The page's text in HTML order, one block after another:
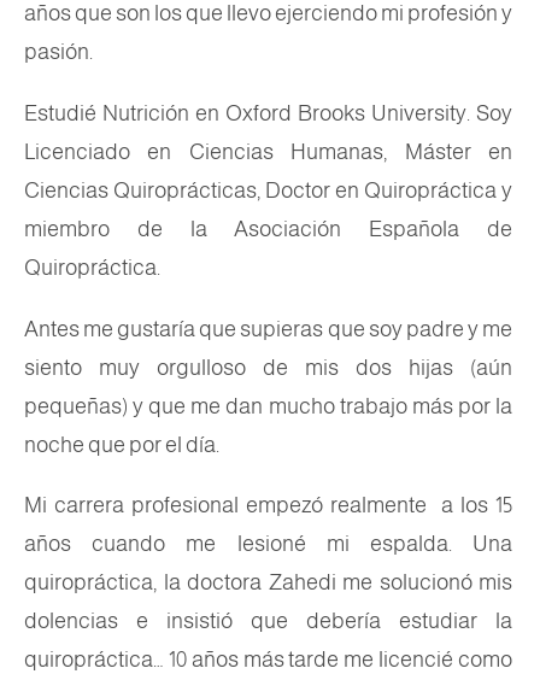
años que son los que llevo ejerciendo mi profesión y
pasión.
Estudié Nutrición en Oxford Brooks University. Soy
Licenciado en Ciencias Humanas, Máster en
Ciencias Quiroprácticas, Doctor en Quiropráctica y
miembro de la Asociación Española de
Quiropráctica.
Antes me gustaría que supieras que soy padre y me
siento muy orgulloso de mis dos hijas (aún
pequeñas) y que me dan mucho trabajo más por la
noche que por el día.
Mi carrera profesional empezó realmente a los 15
años cuando me lesioné mi espalda. Una
quiropráctica, la doctora Zahedi me solucionó mis
dolencias e insistió que debería estudiar la
quiropráctica… 10 años más tarde me licencié como